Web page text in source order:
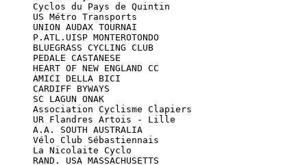
Cyclos du Pays de Quintin
US Métro Transports
UNION AUDAX TOURNAI
MONTEROTONDO
BLUEGRASS CYCLING CLUB
CASTANESE
OF NEW ENGLAND CC
AMICI DELLA BICI
BYWAYS
SC LAGUN ONAK
Association Cyclisme Clapiers
UR Flandres Artois - Lille
SOUTH AUSTRALIA
Vélo Club Sébastiennais
La Nicolaite Cyclo
USA MASSACHUSETTS